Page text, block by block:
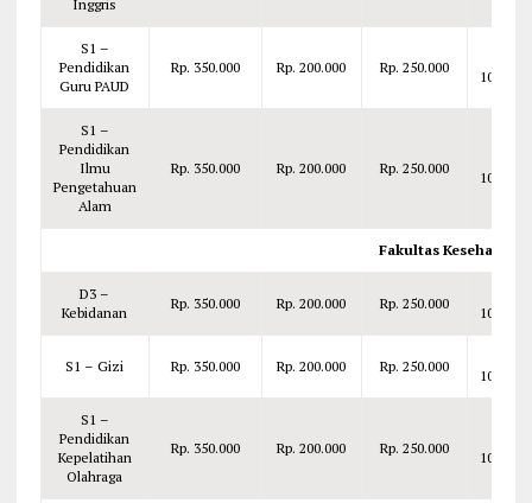
Inggris
S1 –
Pendidikan
Guru PAUD
Rp. 350.000 Rp. 200.000 Rp. 250.000
100.000
S1 –
Pendidikan
Ilmu
Pengetahuan
Alam
Rp. 350.000 Rp. 200.000 Rp. 250.000
100.000
Fakultas Kesehatan
D3 –
Kebidanan
Rp. 350.000 Rp. 200.000 Rp. 250.000
100.000
S1 – Gizi Rp. 350.000 Rp. 200.000 Rp. 250.000
100.000
S1 –
Pendidikan
Kepelatihan
Olahraga
Rp. 350.000 Rp. 200.000 Rp. 250.000
100.000